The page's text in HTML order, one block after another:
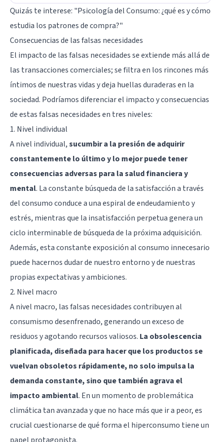
Quizás te interese: "Psicología del Consumo: ¿qué es y cómo
estudia los patrones de compra?"
Consecuencias de las falsas necesidades
El impacto de las falsas necesidades se extiende más allá de
las transacciones comerciales; se filtra en los rincones más
íntimos de nuestras vidas y deja huellas duraderas en la
sociedad. Podríamos diferenciar el impacto y consecuencias
de estas falsas necesidades en tres niveles:
1. Nivel individual
A nivel individual,sucumbir a la presión de adquirir
constantemente lo último y lo mejor puede tener
consecuencias adversas para la salud financiera y
mental. La constante búsqueda de la satisfacción a través
del consumo conduce a una espiral de endeudamiento y
estrés, mientras que la insatisfacción perpetua genera un
ciclo interminable de búsqueda de la próxima adquisición.
Además, esta constante exposición al consumo innecesario
puede hacernos dudar de nuestro entorno y de nuestras
propias expectativas y ambiciones.
2. Nivel macro
A nivel macro, las falsas necesidades contribuyen al
consumismo desenfrenado, generando un exceso de
residuos y agotando recursos valiosos. La obsolescencia
planificada, diseñada para hacer que los productos se
vuelvan obsoletos rápidamente, no solo impulsa la
demanda constante, sino que también agrava el
impacto ambiental. En un momento de problemática
climática tan avanzada y que no hace más que ir a peor, es
crucial cuestionarse de qué forma el hiperconsumo tiene un